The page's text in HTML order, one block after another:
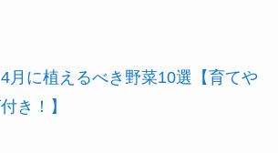
月に植えるべき野菜10選【育てや
き！】